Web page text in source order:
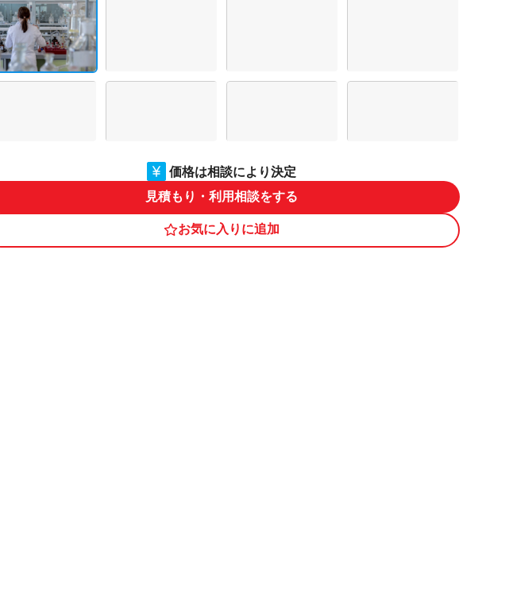
価格は相談により決定
見積もり・利用相談をする
お気に入りに追加